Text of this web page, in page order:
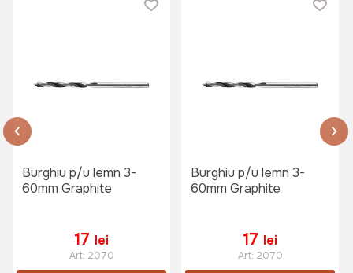
Burghiu p/u lemn 3-
60mm Graphite
17 lei
Art: 2070
Burghiu p/u lemn 3-
60mm Graphite
17 lei
Art: 2070